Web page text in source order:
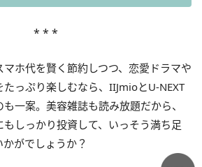
* * *
ホ代を賢く節約しつつ、恋愛ドラマや
っぷり楽しむなら、IIJmioとU-NEXT
一案。美容雑誌も読み放題だから、
しっかり投資して、いっそう満ち足
がでしょうか？